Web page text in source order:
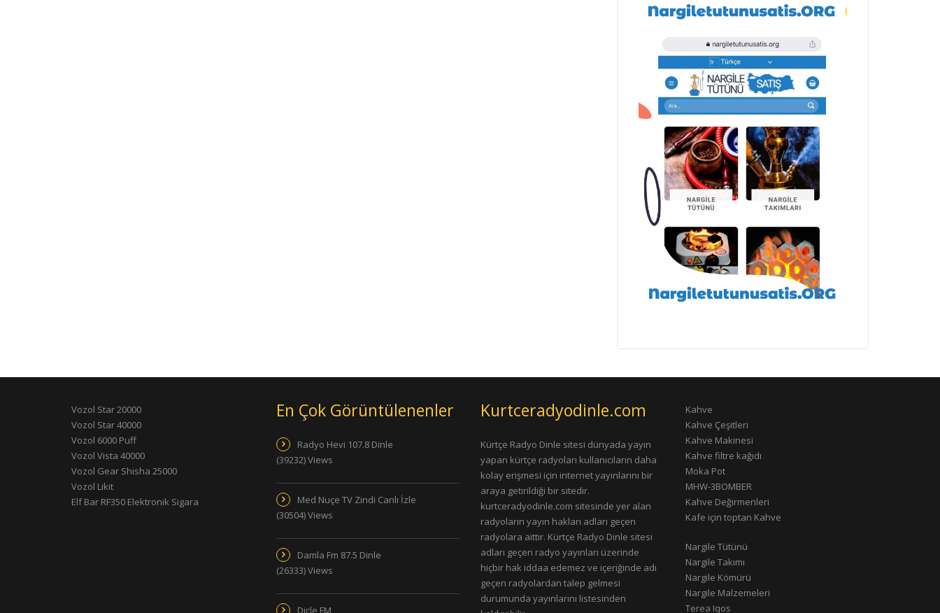
Vozol Star 20000
Vozol Star 40000
Vozol 6000 Puff
Vozol Vista 40000
Vozol Gear Shisha 25000
Vozol Likit
Elf Bar RF350 Elektronik Sigara
En Çok Görüntülenenler
Radyo Hevi 107.8 Dinle
(39232) Views
Med Nuçe TV Zindi Canlı İzle
(30504) Views
Damla Fm 87.5 Dinle
(26333) Views
Kurtceradyodinle.com
Kürtçe Radyo Dinle sitesi dünyada yayın
yapan kürtçe radyoları kullanıcıların daha
kolay erişmesi için internet yayınlarını bir
araya getirildiği bir sitedir.
kurtceradyodinle.com sitesinde yer alan
radyoların yayın hakları adları geçen
radyolara aittir. Kürtçe Radyo Dinle sitesi
adları geçen radyo yayınları üzerinde
hiçbir hak iddaa edemez ve içeriğinde adı
geçen radyolardan talep gelmesi
durumunda yayınlarını listesinden
Kahve
Kahve Çeşitleri
Kahve Makinesi
Kahve filtre kağıdı
Moka Pot
MHW-3BOMBER
Kahve Değirmenleri
Kafe için toptan Kahve
Nargile Tütünü
Nargile Takımı
Nargile Kömürü
Nargile Malzemeleri
Terea Iqos